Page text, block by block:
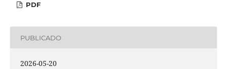
PDF
PUBLICADO
2026-05-20